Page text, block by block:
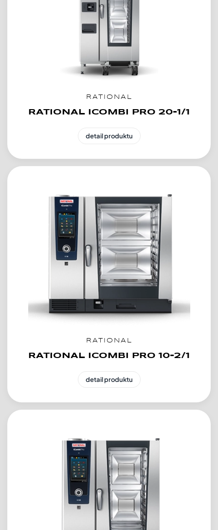
RATIONAL
RATIONAL ICOMBI PRO 20-1/1
detail produktu
RATIONAL
RATIONAL ICOMBI PRO 10-2/1
detail produktu